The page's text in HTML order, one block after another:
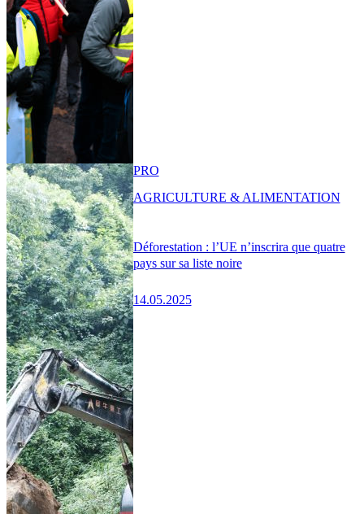
Déforestation : l’UE n’inscrira que quatre
pays sur sa liste noire
14.05.2025
PRO
AGRICULTURE & ALIMENTATION